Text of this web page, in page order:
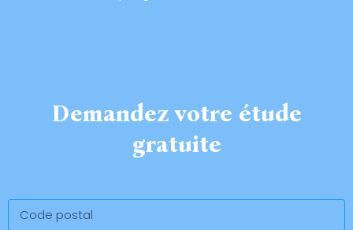
Demandez votre étude
gratuite